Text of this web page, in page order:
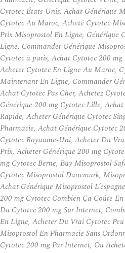
Cytotec États-Unis, Achat Générique
Cytotec Au Maroc, Acheté Cytotec
Prix Misoprostol En Ligne, Générique
Ligne, Commander Générique
Cytotec à paris, Achat Cytotec 200
Acheter Cytotec En Ligne Au Maroc,
Maintenant En Ligne, Commander
Achat Cytotec Pas Cher, Achetez
Générique 200 mg Cytotec Lille,
Rapide, Acheter Générique Cytotec
Pharmacie, Achat Générique Cytotec
Cytotec Royaume-Uni, Acheter Du
Prix, Acheter Générique 200 mg
mg Cytotec Berne, Buy Misoprostol
Cytotec Misoprostol Danemark,
Achat Générique Misoprostol
200 mg Cytotec Combien Ça Coûte
Du Cytotec 200 mg Sur Internet,
En Ligne, Acheter Du Vrai Cytotec
Misoprostol En Pharmacie Sans
Cytotec 200 mg Par Internet, Ou